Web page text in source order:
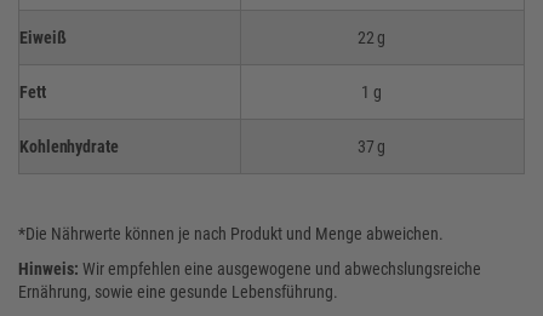
Eiweiß 22 g
Fett 1 g
Kohlenhydrate 37 g
*Die Nährwerte können je nach Produkt und Menge abweichen.
Hinweis: Wir empfehlen eine ausgewogene und abwechslungsreiche
Ernährung, sowie eine gesunde Lebensführung.